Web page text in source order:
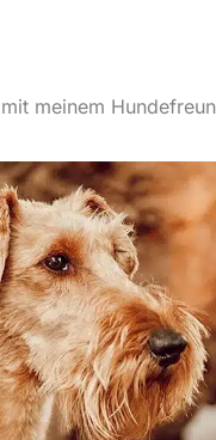
meinem